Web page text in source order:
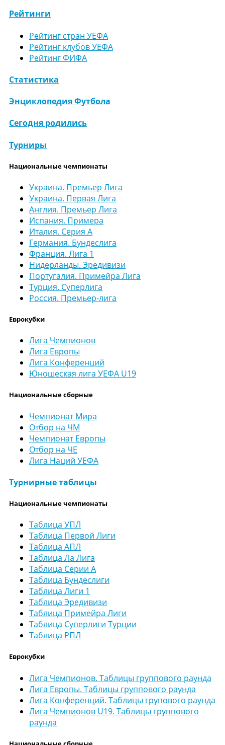
Рейтинги
Рейтинг стран УЕФА
Рейтинг клубов УЕФА
Рейтинг ФИФА
Статистика
Энциклопедия Футбола
Сегодня родились
Турниры
Национальные чемпионаты
Украина. Премьер Лига
Украина. Первая Лига
Англия. Премьер Лига
Испания. Примера
Италия. Серия А
Германия. Бундеслига
Франция. Лига 1
Нидерланды. Эредивизи
Португалия. Примейра Лига
Турция. Суперлига
Россия. Премьер-лига
Еврокубки
Лига Чемпионов
Лига Европы
Лига Конференций
Юношеская лига УЕФА U19
Национальные сборные
Чемпионат Мира
Отбор на ЧМ
Чемпионат Европы
Отбор на ЧЕ
Лига Наций УЕФА
Турнирные таблицы
Национальные чемпионаты
Таблица УПЛ
Таблица Первой Лиги
Таблица АПЛ
Таблица Ла Лига
Таблица Серии А
Таблица Бундеслиги
Таблица Лиги 1
Таблица Эредивизи
Таблица Примейра Лиги
Таблица Суперлиги Турции
Таблица РПЛ
Еврокубки
Лига Чемпионов. Таблицы группового раунда
Лига Европы. Таблицы группового раунда
Лига Конференций. Таблицы групового раунда
Лига Чемпионов U19. Таблицы группового
раунда